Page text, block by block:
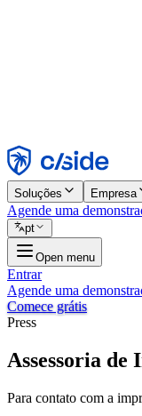
Rejeitar
Soluções Empresa
Agende uma
pt
Open menu
Entrar
Agende uma
Comece grátis
Press
Assessoria de
Para contato com a